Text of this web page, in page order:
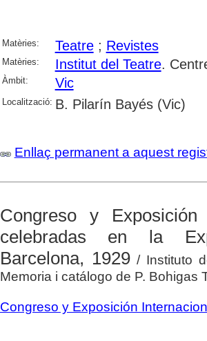
Matèries: Teatre; Revistes
Matèries: Institut del Teatre.
Àmbit: Vic
Localització: B. Pilarín Bayés (Vic)
Enllaç permanent a aquest
Congreso y
celebradas en la
Barcelona, 1929/ Instituto
Memoria i catálogo de P. Bohigas
Congreso y Exposición